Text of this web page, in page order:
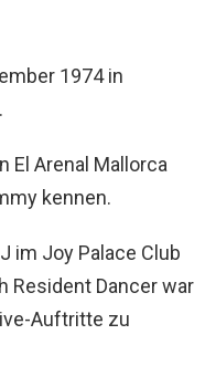
1974 in
El Arenal Mallorca
kennen.
im Joy Palace Club
Resident Dancer war
Auftritte zu